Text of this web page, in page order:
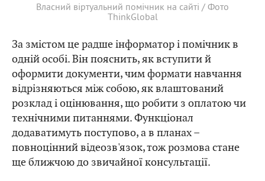
Власний віртуальний помічник на сайті / Фото
ThinkGlobal
За змістом це радше інформатор і помічник в
одній особі. Він пояснить, як вступити й
оформити документи, чим формати навчання
відрізняються між собою, як влаштований
розклад і оцінювання, що робити з оплатою чи
технічними питаннями. Функціонал
додаватимуть поступово, а в планах –
повноцінний відеозв'язок, тож розмова стане
ще ближчою до звичайної консультації.